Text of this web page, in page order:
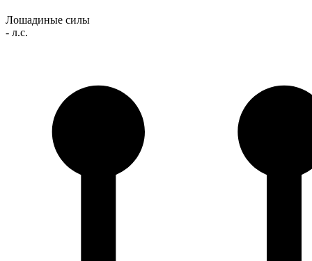
Лошадиные силы
- л.с.